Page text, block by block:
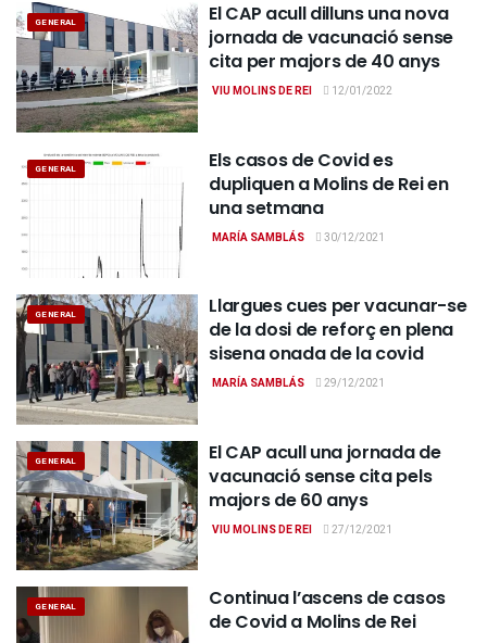
GENERAL
El CAP acull dilluns una nova
jornada de vacunació sense
cita per majors de 40 anys
VIU MOLINS DE REI 12/01/2022
GENERAL
Els casos de Covid es
dupliquen a Molins de Rei en
una setmana
MARÍA SAMBLÁS 30/12/2021
GENERAL
Llargues cues per vacunar-se
de la dosi de reforç en plena
sisena onada de la covid
MARÍA SAMBLÁS 29/12/2021
GENERAL
El CAP acull una jornada de
vacunació sense cita pels
majors de 60 anys
VIU MOLINS DE REI 27/12/2021
GENERAL
Continua l’ascens de casos
de Covid a Molins de Rei